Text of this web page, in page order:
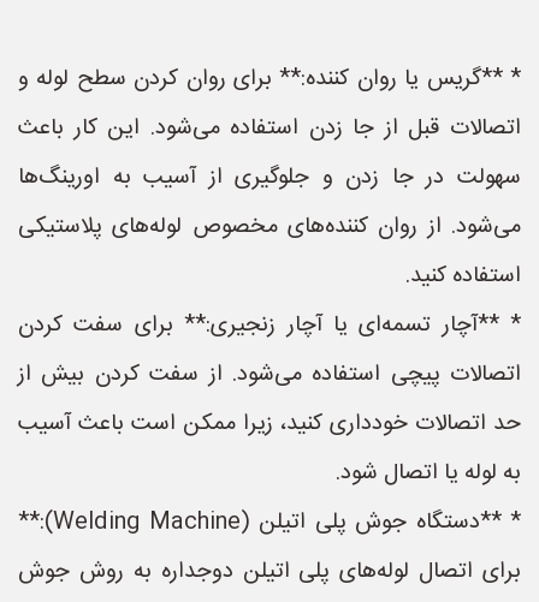
* **گریس یا روان کننده:** برای روان کردن سطح لوله و
اتصالات قبل از جا زدن استفاده می‌شود. این کار باعث
سهولت در جا زدن و جلوگیری از آسیب به اورینگ‌ها
می‌شود. از روان کننده‌های مخصوص لوله‌های پلاستیکی
استفاده کنید.
* **آچار تسمه‌ای یا آچار زنجیری:** برای سفت کردن
اتصالات پیچی استفاده می‌شود. از سفت کردن بیش از
حد اتصالات خودداری کنید، زیرا ممکن است باعث آسیب
به لوله یا اتصال شود.
* **دستگاه جوش پلی اتیلن (Welding Machine):**
برای اتصال لوله‌های پلی اتیلن دوجداره به روش جوش